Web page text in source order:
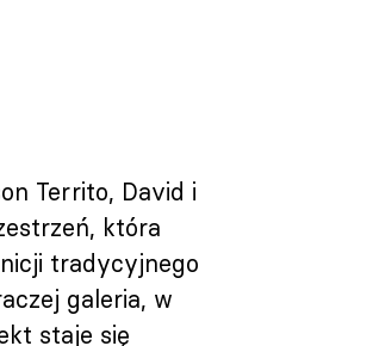
Territo, David i
która
tradycyjnego
galeria, w
staje się